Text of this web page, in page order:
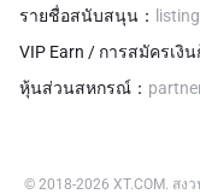
marketplace.
distribution of the
pharmerging countries.
รายชื่อสนับสนุน ：
VIP Earn / การสมัครเงิน
หุ้นส่วนสหกรณ์ ：
© 2018-2026 XT.COM. สง